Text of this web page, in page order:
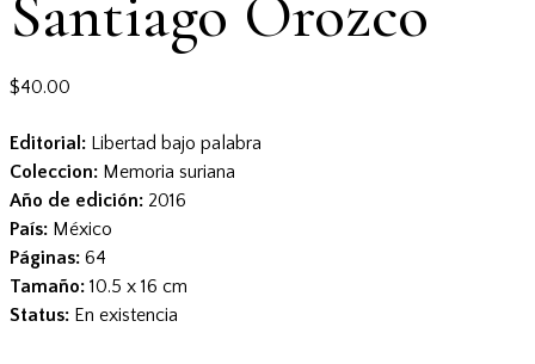
$40.00
Editorial: Libertad bajo palabra
Coleccion: Memoria suriana
Año de edición: 2016
País: México
Páginas: 64
Tamaño: 10.5 x 16 cm
Status: En existencia